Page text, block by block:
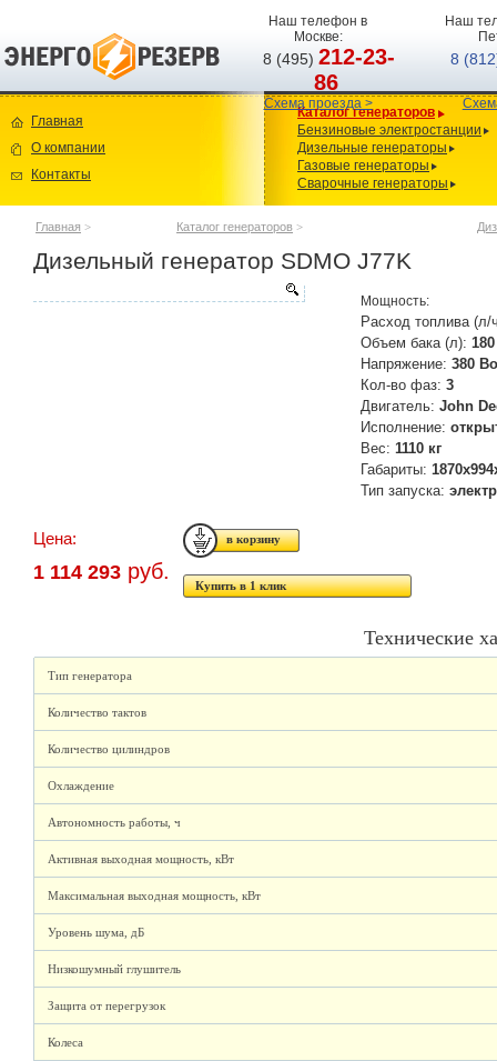
Наш телефон в
Москве:
8 (495)212-23-
86
Схема проезда >
Наш
8
Главная
О компании
Контакты
Каталог генераторов
Бензиновые электростанции
Дизельные генераторы
Газовые генераторы
Сварочные генераторы
Главная > Каталог генераторов >
Дизельный генератор SDMO J77K
Мощность:
Расход топлива
Объем бака (л): 180
Напряжение: 380
Кол-во фаз: 3
Двигатель: John
Исполнение:
Вес: 1110 кг
Габариты:
Тип запуска:
Цена:
1 114 293 руб.
Купить в 1 клик
Технические
Тип генератора
Количество тактов
Количество цилиндров
Охлаждение
Автономность работы, ч
Активная выходная мощность, кВт
Максимальная выходная мощность, кВт
Уровень шума, дБ
Низкошумный глушитель
Защита от перегрузок
Колеса